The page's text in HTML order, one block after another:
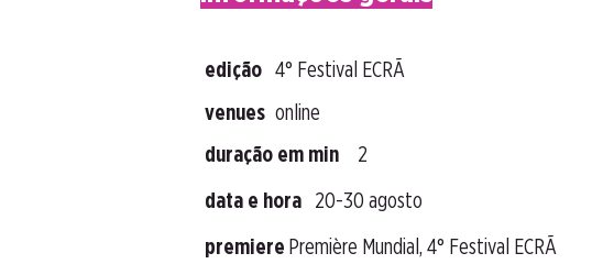
edição 4° Festival ECRÃ
venues online
duração em min
2
data e hora 20-30 agosto
premiere Première Mundial, 4° Festival ECRÃ